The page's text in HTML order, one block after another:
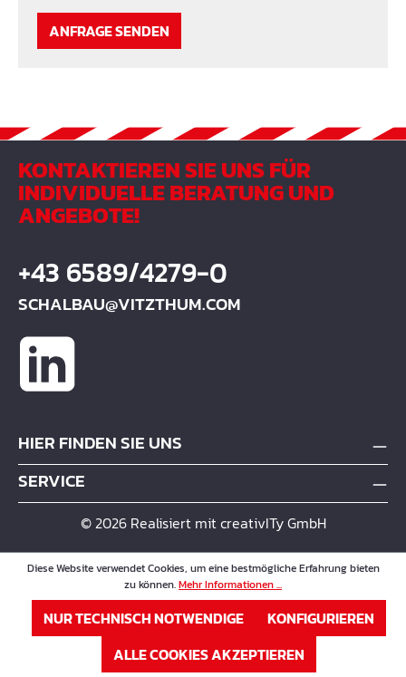
ANFRAGE SENDEN
KONTAKTIEREN SIE UNS FÜR
INDIVIDUELLE BERATUNG UND
ANGEBOTE!
+43 6589/4279-0
SCHALBAU@VITZTHUM.COM
HIER FINDEN SIE UNS
SERVICE
© 2026 Realisiert mit creativITy GmbH
Diese Website verwendet Cookies, um eine bestmögliche Erfahrung bieten
zu können.Mehr Informationen ...
NUR TECHNISCH NOTWENDIGE
KONFIGURIEREN
ALLE COOKIES AKZEPTIEREN